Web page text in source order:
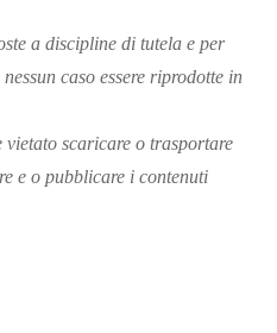
a discipline di tutela e per
caso essere riprodotte in
vietato scaricare o trasportare
e o pubblicare i contenuti